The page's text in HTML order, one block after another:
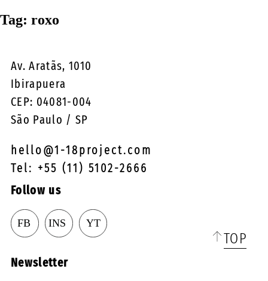
Tag: roxo
Av. Aratãs, 1010
Ibirapuera
CEP: 04081-004
São Paulo / SP
hello@1-18project.com
Tel: +55 (11) 5102-2666
Follow us
Newsletter
TOP